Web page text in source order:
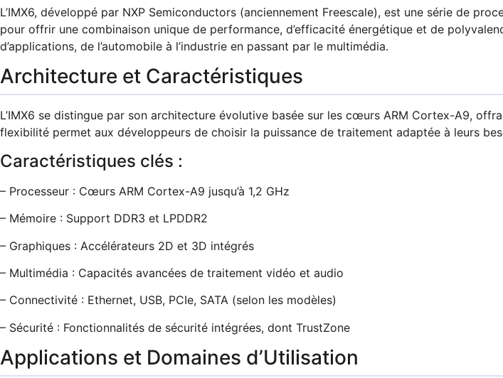
L’IMX6, développé par NXP Semiconductors (anciennement Freescale), est une série de
pour offrir une combinaison unique de performance, d’efficacité énergétique et de
d’applications, de l’automobile à l’industrie en passant par le multimédia.
Architecture et Caractéristiques
L’IMX6 se distingue par son architecture évolutive basée sur les cœurs ARM Cortex-A9,
flexibilité permet aux développeurs de choisir la puissance de traitement adaptée à leurs
Caractéristiques clés :
– Processeur : Cœurs ARM Cortex-A9 jusqu’à 1,2 GHz
– Mémoire : Support DDR3 et LPDDR2
– Graphiques : Accélérateurs 2D et 3D intégrés
– Multimédia : Capacités avancées de traitement vidéo et audio
– Connectivité : Ethernet, USB, PCIe, SATA (selon les modèles)
– Sécurité : Fonctionnalités de sécurité intégrées, dont TrustZone
Applications et Domaines d’Utilisation